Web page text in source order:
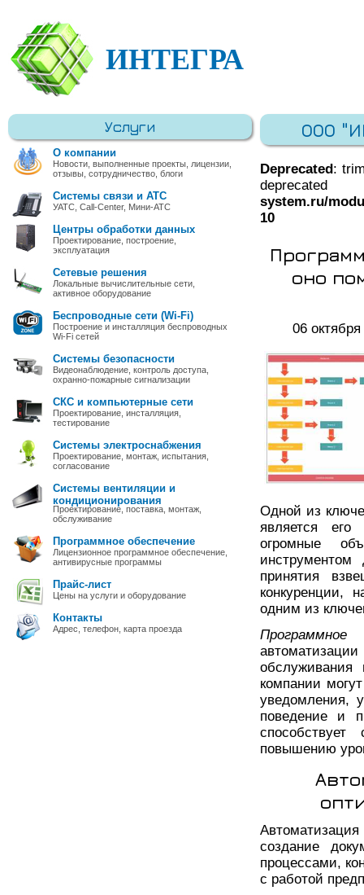
ИНТЕГРА
Услуги
О компании
Новости, выполненные проекты, лицензии,
отзывы, сотрудничество, блоги
Системы связи и АТС
УАТС, Call-Center, Мини-АТС
Центры обработки данных
Проектирование, построение,
эксплуатация
Сетевые решения
Локальные вычислительные сети,
активное оборудование
Беспроводные сети (Wi-Fi)
Построение и инсталляция беспроводных
Wi-Fi сетей
Системы безопасности
Видеонаблюдение, контроль доступа,
охранно-пожарные сигнализации
СКС и компьютерные сети
Проектирование, инсталляция,
тестирование
Системы электроснабжения
Проектирование, монтаж, испытания,
согласование
Системы вентиляции и
кондиционирования
Проектирование, поставка, монтаж,
обслуживание
Программное обеспечение
Лицензионное программное обеспечение,
антивирусные программы
Прайс-лист
Цены на услуги и оборудование
Контакты
Адрес, телефон, карта проезда
ООО
Deprecated:
system.ru/
10
оно
06
Одной из
является его
огромные
инструментом
принятия
конкуренции,
одним из
Программное
автоматизации
компании
уведомления,
поведение и
повышению
Автоматизация
создание
процессами,
с работой